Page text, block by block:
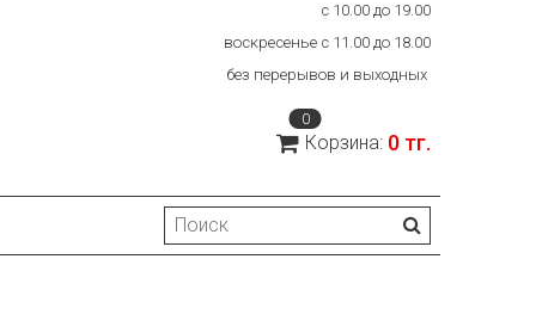
с 10.00 до 19.00
воскресенье с 11.00 до 18.00
без перерывов и выходных
0
Корзина: 0 тг.